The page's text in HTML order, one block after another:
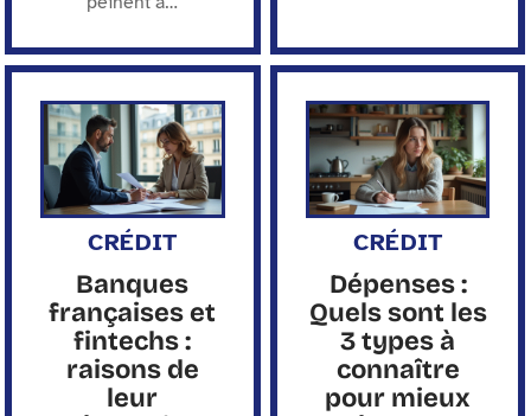
CRÉDIT
Banques
françaises et
fintechs :
raisons de
leur
CRÉDIT
Dépenses :
Quels sont les
3 types à
connaître
pour mieux